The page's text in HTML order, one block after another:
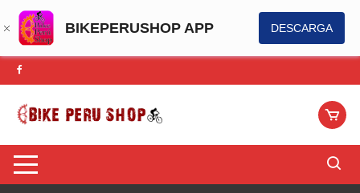
BIKEPERUSHOP APP DESCARGA
Saltar
al
contenido